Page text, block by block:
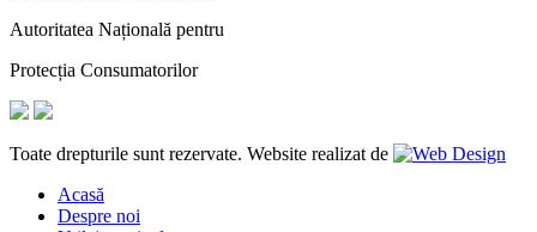
Autoritatea Națională pentru
Protecția Consumatorilor
Toate drepturile sunt rezervate. Website realizat de
Acasă
Despre noi